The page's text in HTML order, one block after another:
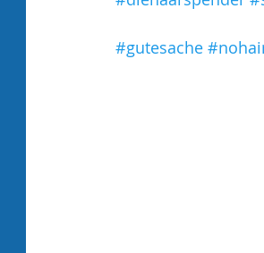
#gutesache